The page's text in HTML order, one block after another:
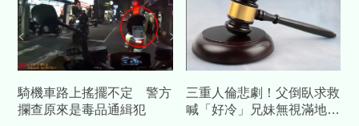
騎機車路上搖擺不定 警方
攔查原來是毒品通緝犯
三重人倫悲劇！父倒臥求救
喊「好冷」兄妹無視滿地